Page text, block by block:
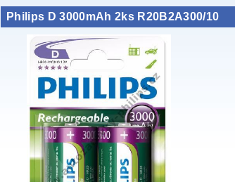
Philips D 3000mAh 2ks R20B2A300/10